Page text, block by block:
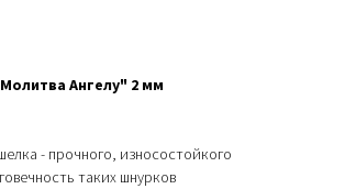
Ангелу" 2 мм
- прочного, износостойкого
таких шнурков